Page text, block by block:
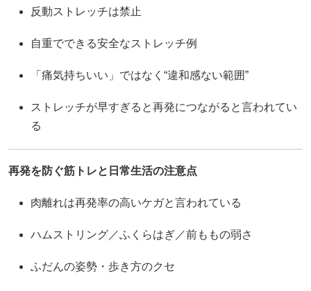
反動ストレッチは禁止
自重でできる安全なストレッチ例
「痛気持ちいい」ではなく“違和感ない範囲”
ストレッチが早すぎると再発につながると言われてい
る
再発を防ぐ筋トレと日常生活の注意点
肉離れは再発率の高いケガと言われている
ハムストリング／ふくらはぎ／前ももの弱さ
ふだんの姿勢・歩き方のクセ